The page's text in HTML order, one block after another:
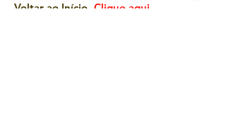
Voltar ao Início- Clique aqui